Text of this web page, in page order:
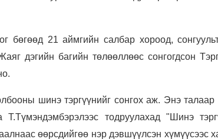
бөгөөд 21 аймгийн салбар хороод,
дэгийн багийн төлөөллөөс сонгогдсон
шинэ тэргүүнийг сонгох аж. Энэ
тодруулахад "Шинэ
өөрсдийгөө нэр дэвшүүлсэн хүмүүсээс